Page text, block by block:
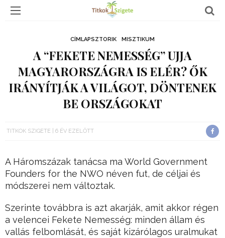
CÍMLAPSZTORIK MISZTIKUM
A “FEKETE NEMESSÉG” UJJA
MAGYARORSZÁGRA IS ELÉR? ŐK
IRÁNYÍTJÁK A VILÁGOT, DÖNTENEK
BE ORSZÁGOKAT
TITKOK SZIGETE 6 ÉV EZELŐTT
A Háromszázak tanácsa ma World Government
Founders for the NWO néven fut, de céljai és
módszerei nem változtak.
Szerinte továbbra is azt akarják, amit akkor régen
a velencei Fekete Nemesség: minden állam és
vallás felbomlását, és saját kizárólagos uralmukat